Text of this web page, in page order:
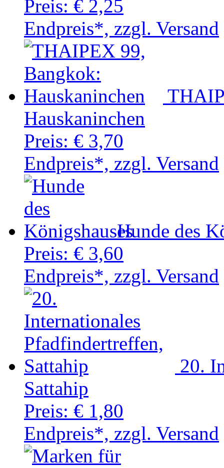
Preis: € 2,25
Endpreis*, zzgl. Versand
Hauskaninchen
Preis: € 3,70
Endpreis*, zzgl. Versand
Hunde des
Preis: € 3,60
Endpreis*, zzgl. Versand
20.
Sattahip
Preis: € 1,80
Endpreis*, zzgl. Versand